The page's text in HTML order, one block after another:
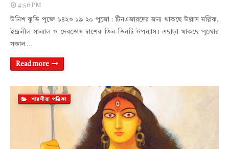
4:56 PM
উনিশ কুড়ি পুজো ১৪২৩ ১৯ ২০ পুজো : টিনএজারদের জন্য থাকছে উল্লাস মল্লিক,
ইন্দ্রনীল সান্যাল ও দেবতোষ দাশের তিন-তিনটি উপন্যাস। এছাড়া থাকছে পুজোর
সকাল …
Read more
শারদীয়া পত্রিকা